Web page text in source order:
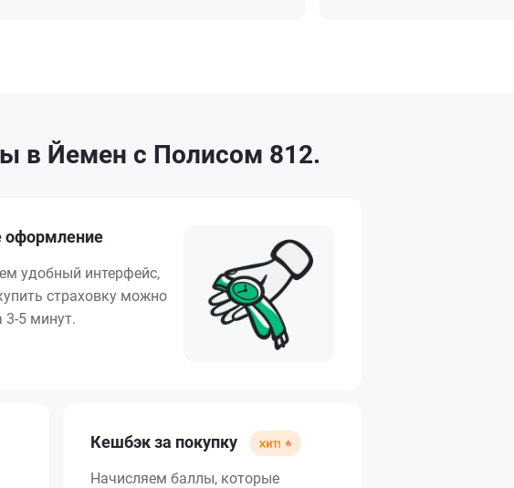
в Йемен с Полисом 812.
оформление
удобный интерфейс,
страховку можно
3-5 минут.
Кешбэк за покупку
Начисляем баллы, которые